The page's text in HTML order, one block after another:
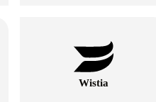
Wistia